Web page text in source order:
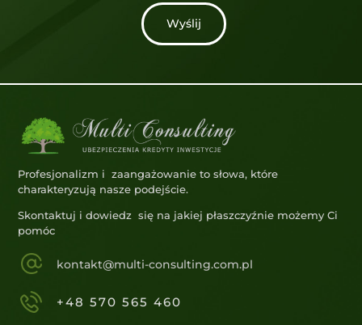
Wyślij
Profesjonalizm i zaangażowanie to słowa, które
charakteryzują nasze podejście.
Skontaktuj i dowiedz się na jakiej płaszczyźnie możemy Ci
pomóc
kontakt@multi-consulting.com.pl
+48 570 565 460